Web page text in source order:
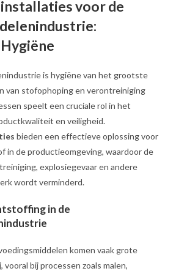
voor de
is hygiëne van het grootste
van stofophoping en verontreiniging
speelt een cruciale rol in het
en veiligheid.
bieden een effectieve oplossing voor
in de productieomgeving, waardoor de
explosiegevaar en andere
wordt verminderd.
in de
komen vaak grote
bij processen zoals malen,